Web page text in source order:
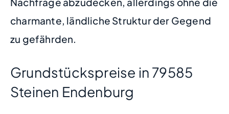
charmante, ländliche Struktur der Gegend
zu gefährden.
Grundstückspreise in 79585
Steinen Endenburg